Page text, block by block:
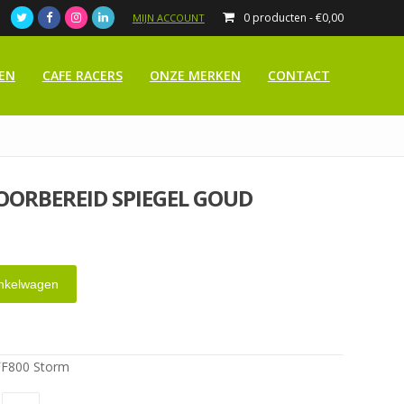
0 producten -€0,00
MIJN ACCOUNT
CAFE RACERS ONZE MERKEN CONTACT
SPIEGEL GOUD
Storm